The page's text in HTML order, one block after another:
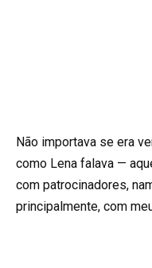
Não importava se era
como Lena falava —
com patrocinadores,
principalmente, com